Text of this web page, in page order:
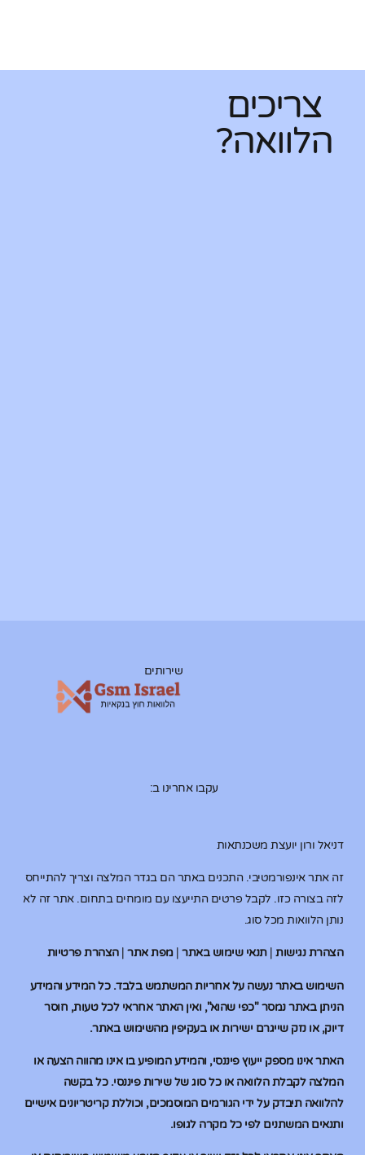
צריכים
הלוואה?
דניאל ורון יועצת משכנתאות
זה אתר אינפורמטיבי. התכנים באתר הם בגדר המלצה וצריך להתייחס
לזה בצורה כזו. לקבל פרטים התייעצו עם מומחים בתחום. אתר זה לא
נותן הלוואות מכל סוג.
הצהרת נגישות|תנאי שימוש באתר|מפת אתר|הצהרת פרטיות
השימוש באתר נעשה על אחריות המשתמש בלבד. כל המידע והמידע
הניתן באתר נמסר "כפי שהוא", ואין האתר אחראי לכל טעות, חוסר
דיוק, או נזק שייגרם ישירות או בעקיפין מהשימוש באתר.
האתר אינו מספק ייעוץ פיננסי, והמידע המופיע בו אינו מהווה הצעה או
המלצה לקבלת הלוואה או כל סוג של שירות פיננסי. כל בקשה
להלוואה תיבדק על ידי הגורמים המוסמכים, וכוללת קריטריונים אישיים
ותנאים המשתנים לפי כל מקרה לגופו.
שירותים
עקבו אחרינו ב: